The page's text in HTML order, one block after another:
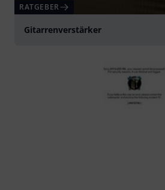
RATGEBER
Gitarrenverstärker